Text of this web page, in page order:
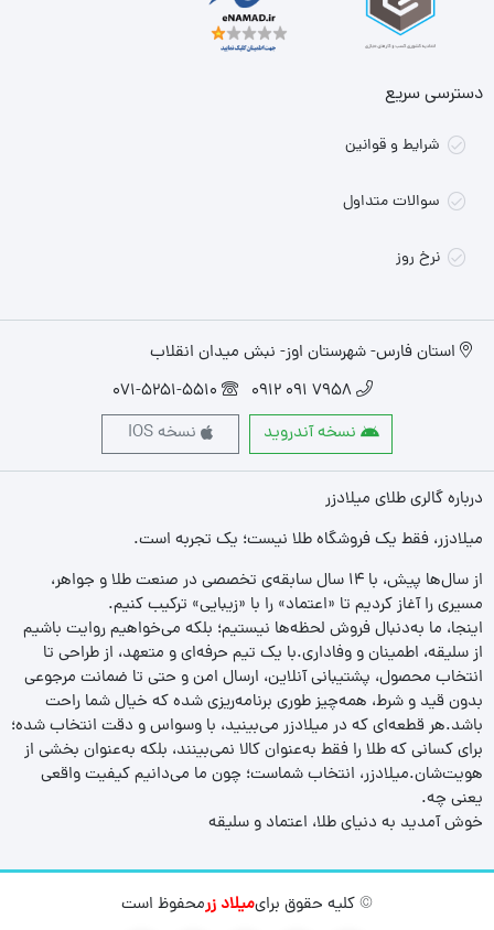
دسترسی سریع
شرایط و قوانین
سوالات متداول
نرخ روز
استان فارس- شهرستان اوز- نبش میدان انقلاب
7958 091 0912
071-5251-5510
نسخه آندروید
نسخه IOS
درباره گالری طلای میلادزر
میلادزر، فقط یک فروشگاه طلا نیست؛ یک تجربه‌ است.
از سال‌ها پیش، با ۱۴ سال سابقه‌ی تخصصی در صنعت طلا و جواهر،
مسیری را آغاز کردیم تا «اعتماد» را با «زیبایی» ترکیب کنیم.
اینجا، ما به‌دنبال فروش لحظه‌ها نیستیم؛ بلکه می‌خواهیم روایت باشیم
از سلیقه، اطمینان و وفاداری.با یک تیم حرفه‌ای و متعهد، از طراحی تا
انتخاب محصول، پشتیبانی آنلاین، ارسال امن و حتی تا ضمانت مرجوعی
بدون قید و شرط، همه‌چیز طوری برنامه‌ریزی شده که خیال شما راحت
باشد.هر قطعه‌ای که در میلادزر می‌بینید، با وسواس و دقت انتخاب شده؛
برای کسانی که طلا را فقط به‌عنوان کالا نمی‌بینند، بلکه به‌عنوان بخشی از
هویت‌شان.میلادزر، انتخاب شماست؛ چون ما می‌دانیم کیفیت واقعی
یعنی چه.
خوش آمدید به دنیای طلا، اعتماد و سلیقه
© کلیه حقوق برایمیلاد زرمحفوظ است